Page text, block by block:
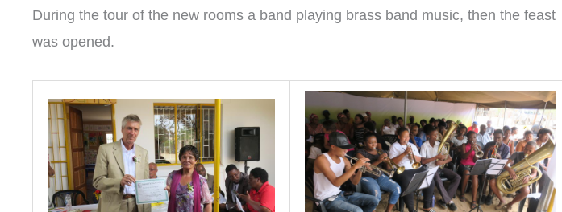
During the tour of the new rooms a band playing brass band music, then the feast
was opened.